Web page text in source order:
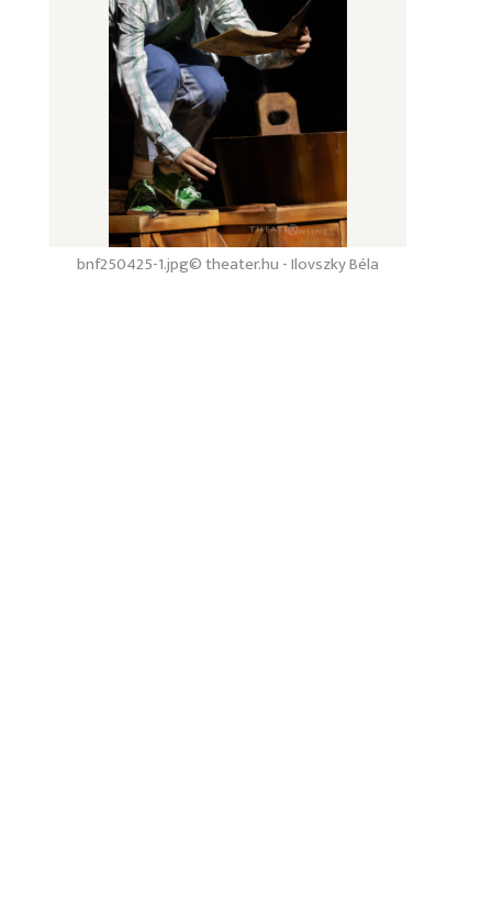
© theater.hu - Ilovszky Béla
bnf250425-1.jpg